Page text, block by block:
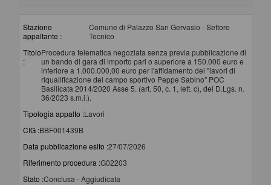
Stazione
appaltante :
Comune di Palazzo San Gervasio - Settore
Tecnico
Titolo
:
Procedura telematica negoziata senza previa pubblicazione di
un bando di gara di importo pari o superiore a 150.000 euro e
inferiore a 1.000.000,00 euro per l'affidamento dei "lavori di
riqualificazione del campo sportivo Peppe Sabino" POC
Basilicata 2014/2020 Asse 5. (art. 50, c. 1, lett. c), del D.Lgs. n.
36/2023 s.m.i.).
Tipologia appalto :Lavori
CIG :BBF001439B
Data pubblicazione esito :27/07/2026
Riferimento procedura :G02203
Stato :Conclusa - Aggiudicata